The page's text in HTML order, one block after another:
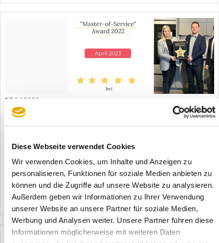
Diese Webseite verwendet Cookies
Wir verwenden Cookies, um Inhalte und Anzeigen zu
personalisieren, Funktionen für soziale Medien anbieten zu
können und die Zugriffe auf unsere Website zu analysieren.
Außerdem geben wir Informationen zu Ihrer Verwendung
unserer Website an unsere Partner für soziale Medien,
Werbung und Analysen weiter. Unsere Partner führen diese
Informationen möglicherweise mit weiteren Daten
27.04.2023
"MASTER-OF-SERVICE"-AWARD – Möbel Melber
überzeugt mit hoher Weiterempfehlungs-Quote!
diesjährigen Master-of-Service Award des Instituts Service-
Check in der Branche Möbelhandel, punktgleich mit einem
weiteren Möbelhändler, den zweiten Platz und wird für seine
Weiterempfehlungs-Qu ...
Mehr erfahren